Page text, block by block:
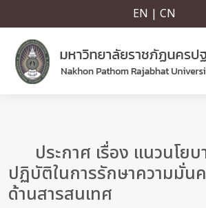
EN | CN
ประกาศ เรื่อง แนวนโย
ปฏิบัติในการรักษาความมั่น
ด้านสารสนเทศ